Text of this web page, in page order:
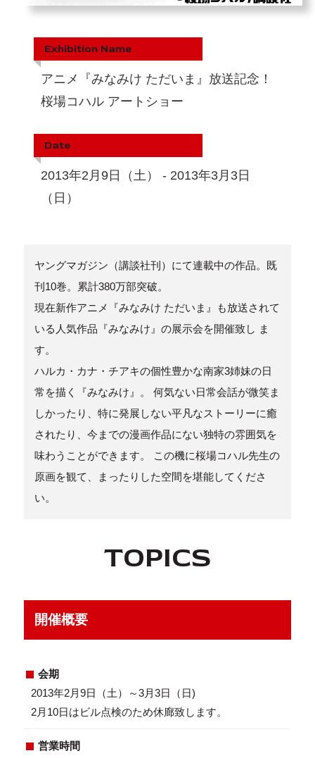
Exhibition Name
アニメ『みなみけ ただいま』放送記念！
桜場コハル アートショー
Date
2013年2月9日（土） - 2013年3月3日
（日）
ヤングマガジン（講談社刊）にて連載中の作品。既
刊10巻。累計380万部突破。
現在新作アニメ『みなみけ ただいま』も放送されて
いる人気作品『みなみけ』の展示会を開催致し ま
す。
ハルカ・カナ・チアキの個性豊かな南家3姉妹の日
常を描く『みなみけ』。 何気ない日常会話が微笑ま
しかったり、特に発展しない平凡なストーリーに癒
されたり、今までの漫画作品にない独特の雰囲気を
味わうことができます。 この機に桜場コハル先生の
原画を観て、まったりした空間を堪能してくださ
い。
TOPICS
開催概要
会期
2013年2月9日（土）～3月3日（日)
2月10日はビル点検のため休廊致します。
営業時間